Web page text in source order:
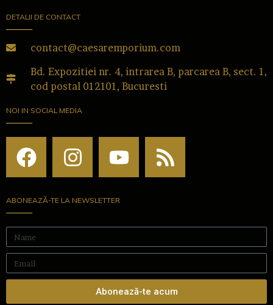
DETALII DE CONTACT
contact@caesaremporium.com
Bd. Expozitiei nr. 4, intrarea B, parcarea B, sect. 1,
cod postal 012101, Bucuresti
NOI IN SOCIAL MEDIA
ABONEAZĂ-TE LA NEWSLETTER
Abonează-te acum